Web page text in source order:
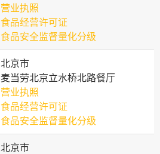
营业执照
食品经营许可证
食品安全监督量化分级
北京市
麦当劳北京立水桥北路餐厅
营业执照
食品经营许可证
食品安全监督量化分级
北京市